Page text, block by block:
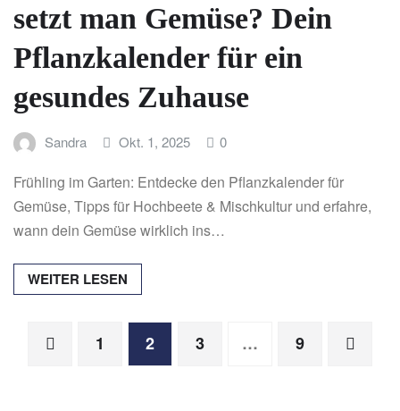
setzt man Gemüse? Dein
Pflanzkalender für ein
gesundes Zuhause
Sandra Okt. 1, 2025 0
Frühling im Garten: Entdecke den Pflanzkalender für
Gemüse, Tipps für Hochbeete & Mischkultur und erfahre,
wann dein Gemüse wirklich ins…
WEITER LESEN
Seitennummerierung
1 2 3 … 9